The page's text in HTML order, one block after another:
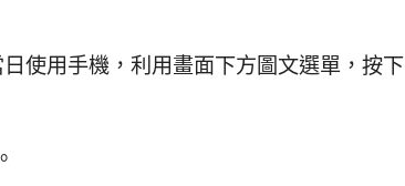
使用手機，利用畫面下方圖文選單，按下